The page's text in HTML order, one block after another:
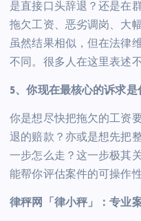
是直接口头辞退？还是在
拖欠工资、恶劣调岗、大
虽然结果相似，但在法律
不同。很多人在这里表述
5、你现在最核心的诉求是
你是想尽快把拖欠的工资
退的赔款？亦或是想先把
一步怎么走？这一步极其
能帮你评估案件的可操作性
律秤网「律小秤」：专业